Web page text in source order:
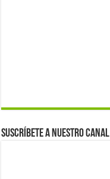
Suscríbete a nuestro canal